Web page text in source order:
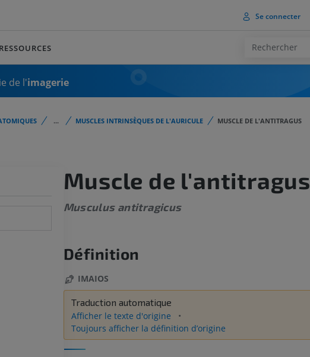
Se connecter
de l'imagerie
... MUSCLES INTRINSÈQUES DE L'AURICULE MUSCLE DE L'ANTITRAGUS
Muscle de l'antitragus
Musculus antitragicus
Définition
IMAIOS
Traduction automatique
Afficher le texte d'origine
Toujours afficher la définition d’origine